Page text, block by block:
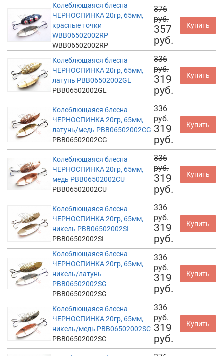
Колеблющаяся блесна
ЧЕРНОСПИНКА 20гр, 65мм,
красные точки
WBB06502002RP
WBB06502002RP
376
руб.
357
руб.
Купить
Колеблющаяся блесна
ЧЕРНОСПИНКА 20гр, 65мм,
латунь PBB06502002GL
PBB06502002GL
336
руб.
319
руб.
Купить
Колеблющаяся блесна
ЧЕРНОСПИНКА 20гр, 65мм,
латунь/медь PBB06502002CG
PBB06502002CG
336
руб.
319
руб.
Купить
Колеблющаяся блесна
ЧЕРНОСПИНКА 20гр, 65мм,
медь PBB06502002CU
PBB06502002CU
336
руб.
319
руб.
Купить
Колеблющаяся блесна
ЧЕРНОСПИНКА 20гр, 65мм,
никель PBB06502002SI
PBB06502002SI
336
руб.
319
руб.
Купить
Колеблющаяся блесна
ЧЕРНОСПИНКА 20гр, 65мм,
никель/латунь
PBB06502002SG
PBB06502002SG
336
руб.
319
руб.
Купить
Колеблющаяся блесна
ЧЕРНОСПИНКА 20гр, 65мм,
никель/медь PBB06502002SC
PBB06502002SC
336
руб.
319
руб.
Купить